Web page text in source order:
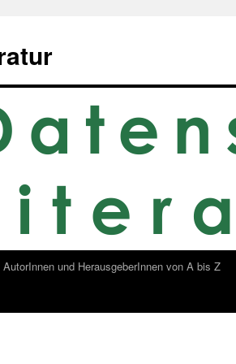
AutorInnen und HerausgeberInnen von A bis Z